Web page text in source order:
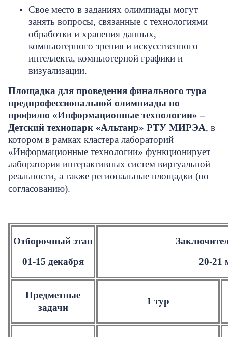
Свое место в заданиях олимпиады могут
занять вопросы, связанные с технологиями
обработки и хранения данных,
компьютерного зрения и искусственного
интеллекта, компьютерной графики и
визуализации.
Площадка для проведения финального тура
предпрофессиональной олимпиады по
профилю «Информационные технологии» –
Детский технопарк «Альтаир» РТУ МИРЭА, в
котором в рамках кластера лабораторий
«Информационные технологии» функционирует
лаборатория интерактивных систем виртуальной
реальности, а также региональные площадки (по
согласованию).
Отборочный этап
01-15 декабря
20-21
Предметные
задачи
1 тур